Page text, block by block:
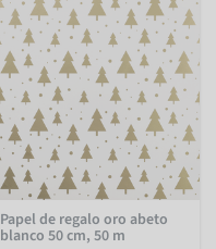
Papel de regalo oro abeto
blanco 50 cm, 50 m